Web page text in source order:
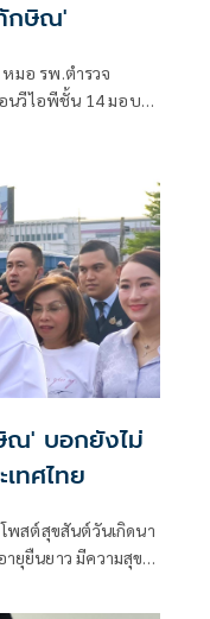
กษิณ'
มอ รพ.ตำรวจ
นวีไอพีชั้น 14 มอบ
ณ' บอกยังไม่
ทศไทย
พสต์สุขสันต์วันเกิดนา
ยุยืนยาว มีความสุข